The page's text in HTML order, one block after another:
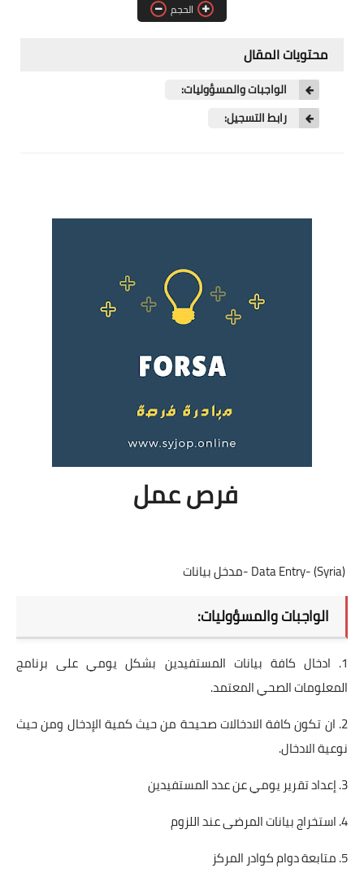
فرص عمل في العراقالحجم
محتويات المقال
الواجبات والمسؤوليات:
رابط التسجيل:
فرص عمل
الواجبات والمسؤوليات:
1. ادخال كافة بيانات المستفيدين بشكل يومي على برنامج
المعلومات الصحي المعتمد.
2. ان تكون كافة الادخالات صحيحة من حيث كمية الإدخال ومن حيث
نوعية الادخال.
3. إعداد تقرير يومي عن عدد المستفيدين
4. استخراج بيانات المرضى عند اللزوم
5. متابعة دوام كوادر المركز